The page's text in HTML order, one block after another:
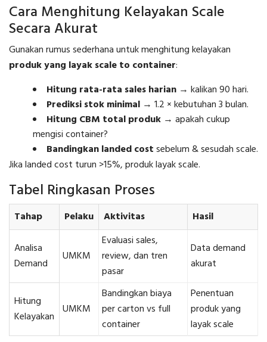
Cara Menghitung Kelayakan Scale
Secara Akurat
Gunakan rumus sederhana untuk menghitung kelayakan
produk yang layak scale to container:
Hitung rata-rata sales harian → kalikan 90 hari.
Prediksi stok minimal → 1.2 × kebutuhan 3 bulan.
Hitung CBM total produk → apakah cukup
mengisi container?
Bandingkan landed costsebelum & sesudah scale.
Jika landed cost turun >15%, produk layak scale.
Tabel Ringkasan Proses
Tahap Pelaku Aktivitas Hasil
Analisa
Demand
UMKM
Evaluasi sales,
review, dan tren
pasar
Data demand
akurat
Hitung
Kelayakan UMKM
Bandingkan biaya
per carton vs full
container
Penentuan
produk yang
layak scale